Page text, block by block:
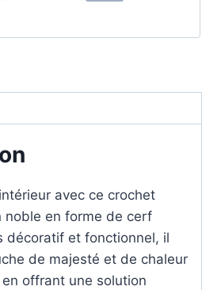
avec ce crochet
noble en forme de cerf
décoratif et fonctionnel, il
de majesté et de chaleur
offrant une solution